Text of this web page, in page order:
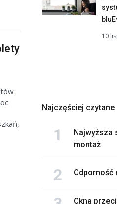
10
Najczęściej czytane
Najwyższa
montaż
Odporność
Okna